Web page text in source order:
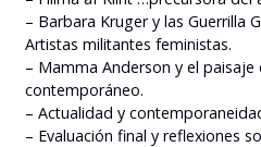
– Barbara Kruger y las Guerrilla
Artistas militantes feministas.
– Mamma Anderson y el paisaje
contemporáneo.
– Actualidad y
– Evaluación final y reflexiones